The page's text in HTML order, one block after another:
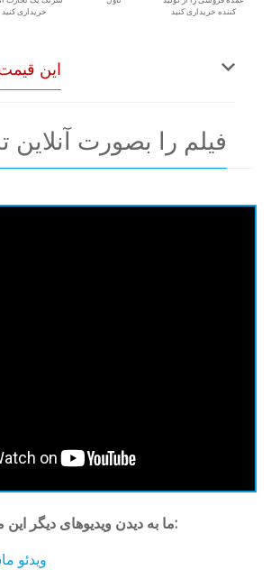
خریداری کنید
کننده خریداری کنید
این
فیلم را بصورت آنلاین
ما به دیدن ویدیوهای دیگر این مدل توصیه می کنیم:
ویدئو